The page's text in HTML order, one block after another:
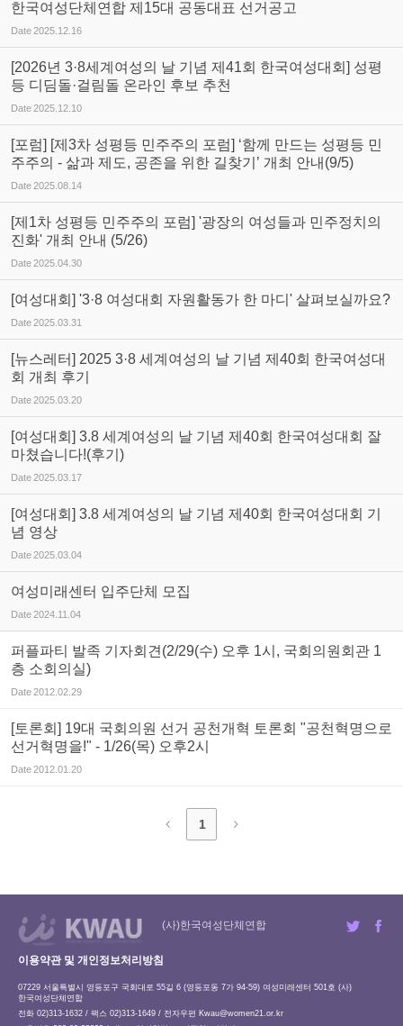
한국여성단체연합 제15대 공동대표 선거공고
Date2025.12.16
[2026년 3·8세계여성의 날 기념 제41회 한국여성대회] 성평
등 디딤돌·걸림돌 온라인 후보 추천
Date2025.12.10
[포럼] [제3차 성평등 민주주의 포럼] ‘함께 만드는 성평등 민
주주의 - 삶과 제도, 공존을 위한 길찾기’ 개최 안내(9/5)
Date2025.08.14
[제1차 성평등 민주주의 포럼] '광장의 여성들과 민주정치의
진화' 개최 안내 (5/26)
Date2025.04.30
[여성대회] '3·8 여성대회 자원활동가 한 마디' 살펴보실까요?
Date2025.03.31
[뉴스레터] 2025 3·8 세계여성의 날 기념 제40회 한국여성대
회 개최 후기
Date2025.03.20
[여성대회] 3.8 세계여성의 날 기념 제40회 한국여성대회 잘
마쳤습니다!(후기)
Date2025.03.17
[여성대회] 3.8 세계여성의 날 기념 제40회 한국여성대회 기
념 영상
Date2025.03.04
여성미래센터 입주단체 모집
Date2024.11.04
퍼플파티 발족 기자회견(2/29(수) 오후 1시, 국회의원회관 1
층 소회의실)
Date2012.02.29
[토론회] 19대 국회의원 선거 공천개혁 토론회 "공천혁명으로
선거혁명을!" - 1/26(목) 오후2시
Date2012.01.20
1
(사)한국여성단체연합
이용약관 및 개인정보처리방침
07229 서울특별시 영등포구 국회대로 55길 6 (영등포동 7가 94-59) 여성미래센터 501호 (사)
한국여성단체연합
전화 02)313-1632 / 팩스 02)313-1649 / 전자우편 Kwau@women21.or.kr